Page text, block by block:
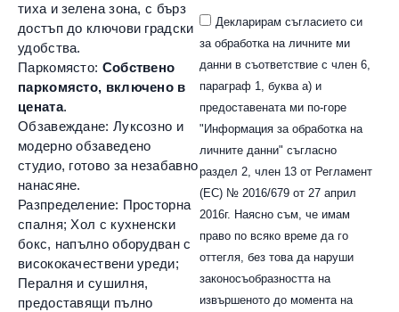
тиха и зелена зона, с бърз
достъп до ключови градски
удобства.
Паркомясто: Собствено
паркомясто, включено в
цената.
Обзавеждане: Луксозно и
модерно обзаведено
студио, готово за незабавно
нанасяне.
Разпределение: Просторна
спалня; Хол с кухненски
бокс, напълно оборудван с
висококачествени уреди;
Пералня и сушилня,
предоставящи пълно
Декларирам съгласието си
за обработка на личните ми
данни в съответствие с член 6,
параграф 1, буква а) и
предоставената ми по-горе
"Информация за обработка на
личните данни" съгласно
раздел 2, член 13 от Регламент
(ЕС) № 2016/679 от 27 април
2016г. Наясно съм, че имам
право по всяко време да го
оттегля, без това да наруши
законосъобразността на
извършеното до момента на